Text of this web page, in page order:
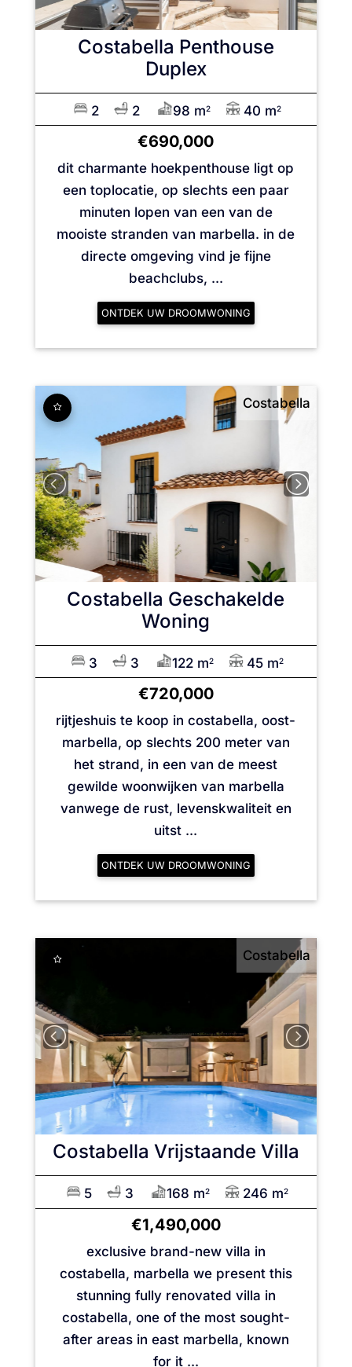
Costabella Penthouse
Duplex
2 2 98 m2 40 m2
€690,000
dit charmante hoekpenthouse ligt op
een toplocatie, op slechts een paar
minuten lopen van een van de
mooiste stranden van marbella. in de
directe omgeving vind je fijne
beachclubs, ...
ONTDEK UW DROOMWONING
Costabella
Costabella Geschakelde
Woning
3 3 122 m2 45 m2
€720,000
rijtjeshuis te koop in costabella, oost-
marbella, op slechts 200 meter van
het strand, in een van de meest
gewilde woonwijken van marbella
vanwege de rust, levenskwaliteit en
uitst ...
ONTDEK UW DROOMWONING
Costabella
Costabella Vrijstaande Villa
5 3 168 m2 246 m2
€1,490,000
exclusive brand-new villa in
costabella, marbella we present this
stunning fully renovated villa in
costabella, one of the most sought-
after areas in east marbella, known
for it ...